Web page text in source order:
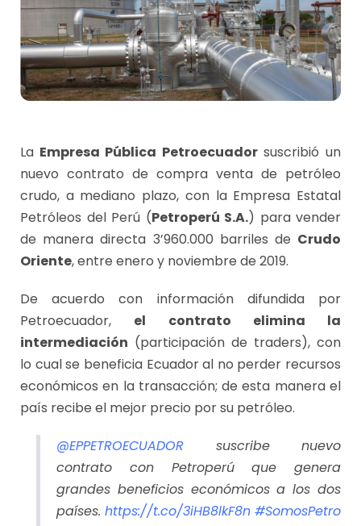
La Empresa Pública Petroecuadorsuscribió un
nuevo contrato de compra venta de petróleo
crudo, a mediano plazo, con la Empresa Estatal
Petróleos del Perú (Petroperú S.A.) para vender
de manera directa 3’960.000 barriles de Crudo
Oriente, entre enero y noviembre de 2019.
De acuerdo con información difundida por
Petroecuador, el contrato elimina la
intermediación (participación de traders), con
lo cual se beneficia Ecuador al no perder recursos
económicos en la transacción; de esta manera el
país recibe el mejor precio por su petróleo.
@EPPETROECUADOR suscribe nuevo
contrato con Petroperú que genera
grandes beneficios económicos a los dos
países. https://t.co/3iHB8lkF8n #SomosPetro